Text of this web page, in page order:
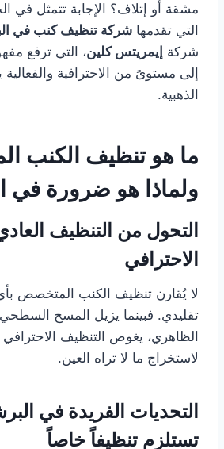
مشقة أو إتلاف؟ الإجابة تتمثل في
التي تقدمها شركة تنظيف كنب في
شركة إيمريتس كلين، التي ترفع
إلى مستوىً من الاحترافية والفعالية
الذهبية.
ما هو تنظيف الكنب
ولماذا هو ضرورة في
التحول من التنظيف
الاحترافي
لا يُقارن تنظيف الكنب المتخصص
تقليدي. فبينما يزيل المسح السطحي
الظاهري، يغوص التنظيف الاحترافي
لاستخراج ما لا تراه العين.
التحديات الفريدة في
تستلزم تنظيفاً خاصاً